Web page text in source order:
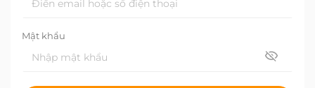
Mật khẩu